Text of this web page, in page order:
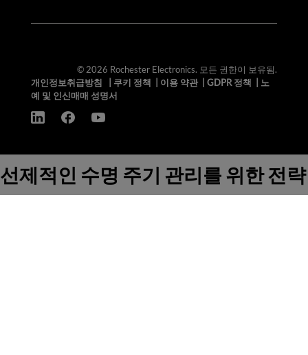
© 2026 Rochester Electronics. 모든 권한이 보유됨.
개인정보취급방침
쿠키 정책 이용 약관| GDPR 정책
노
예 및 인신매매 성명서
선제적인 수명 주기 관리를 위한 전략